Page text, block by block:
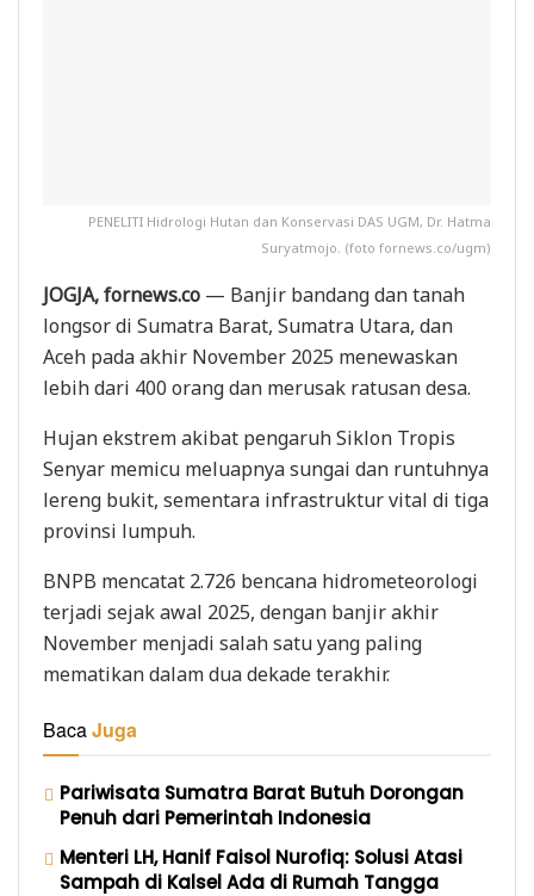
PENELITI Hidrologi Hutan dan Konservasi DAS UGM, Dr. Hatma
Suryatmojo. (foto fornews.co/ugm)
JOGJA, fornews.co — Banjir bandang dan tanah
longsor di Sumatra Barat, Sumatra Utara, dan
Aceh pada akhir November 2025 menewaskan
lebih dari 400 orang dan merusak ratusan desa.
Hujan ekstrem akibat pengaruh Siklon Tropis
Senyar memicu meluapnya sungai dan runtuhnya
lereng bukit, sementara infrastruktur vital di tiga
provinsi lumpuh.
BNPB mencatat 2.726 bencana hidrometeorologi
terjadi sejak awal 2025, dengan banjir akhir
November menjadi salah satu yang paling
mematikan dalam dua dekade terakhir.
BacaJuga
Pariwisata Sumatra Barat Butuh Dorongan
Penuh dari Pemerintah Indonesia
Menteri LH, Hanif Faisol Nurofiq: Solusi Atasi
Sampah di Kalsel Ada di Rumah Tangga